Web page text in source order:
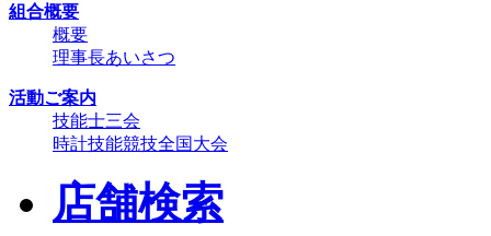
組合概要
概要
理事長あいさつ
活動ご案内
技能士三会
時計技能競技全国大会
店舗検索